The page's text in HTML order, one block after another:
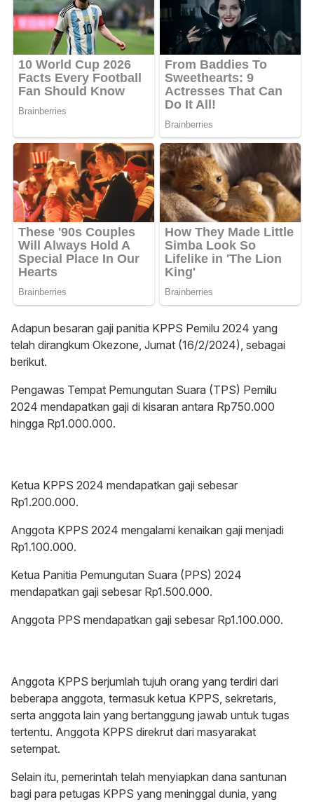
Adapun besaran gaji panitia KPPS Pemilu 2024 yang
telah dirangkum Okezone, Jumat (16/2/2024), sebagai
berikut.
Pengawas Tempat Pemungutan Suara (TPS) Pemilu
2024 mendapatkan gaji di kisaran antara Rp750.000
hingga Rp1.000.000.
Ketua KPPS 2024 mendapatkan gaji sebesar
Rp1.200.000.
Anggota KPPS 2024 mengalami kenaikan gaji menjadi
Rp1.100.000.
Ketua Panitia Pemungutan Suara (PPS) 2024
mendapatkan gaji sebesar Rp1.500.000.
Anggota PPS mendapatkan gaji sebesar Rp1.100.000.
Anggota KPPS berjumlah tujuh orang yang terdiri dari
beberapa anggota, termasuk ketua KPPS, sekretaris,
serta anggota lain yang bertanggung jawab untuk tugas
tertentu. Anggota KPPS direkrut dari masyarakat
setempat.
Selain itu, pemerintah telah menyiapkan dana santunan
bagi para petugas KPPS yang meninggal dunia, yang